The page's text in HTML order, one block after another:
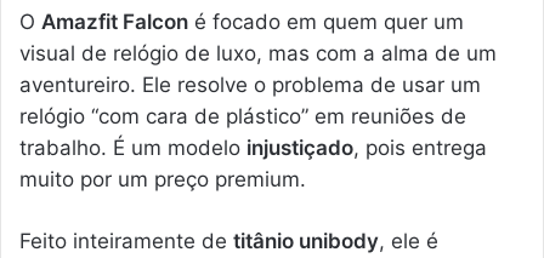
O Amazfit Falcon é focado em quem quer um
visual de relógio de luxo, mas com a alma de um
aventureiro. Ele resolve o problema de usar um
relógio “com cara de plástico” em reuniões de
trabalho. É um modelo injustiçado, pois entrega
muito por um preço premium.
Feito inteiramente de titânio unibody, ele é